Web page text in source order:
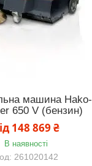
машина Hako-
650 V (бензин)
148 869 ₴
В наявності
261020142